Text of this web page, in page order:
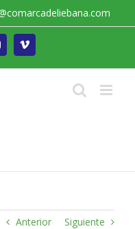
InstagramVimeo
Anterior Siguiente